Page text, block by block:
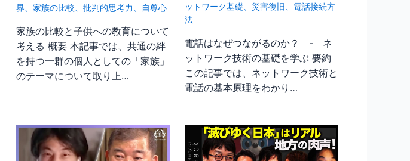
界
家族の比較 批判的思考力 自尊心
家族の比較と子供への教育について
考える 概要 本記事では、共通の絆
を持つ一群の個人としての「家族」
のテーマについて取り上…
ットワーク基礎
災害復旧
電話接続方
法
電話はなぜつながるのか？ - ネ
ットワーク技術の基礎を学ぶ 要約
この記事では、ネットワーク技術と
電話の基本原理をわかり…